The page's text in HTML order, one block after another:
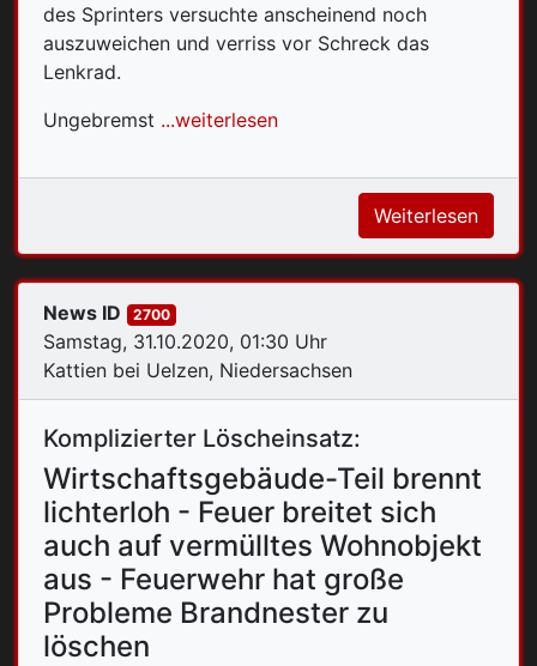
des Sprinters versuchte anscheinend noch
auszuweichen und verriss vor Schreck das
Lenkrad.
Ungebremst ...weiterlesen
Weiterlesen
Samstag, 31.10.2020, 01:30 Uhr
Kattien bei Uelzen, Niedersachsen
News ID 2700
Komplizierter Löscheinsatz:
Wirtschaftsgebäude-Teil brennt
lichterloh - Feuer breitet sich
auch auf vermülltes Wohnobjekt
aus - Feuerwehr hat große
Probleme Brandnester zu
löschen